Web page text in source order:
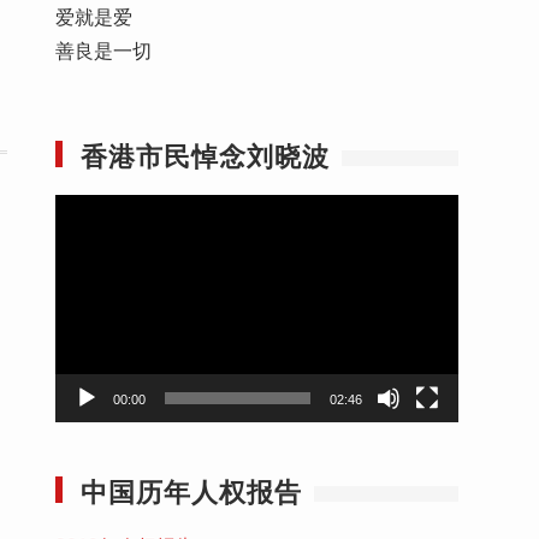
爱就是爱
善良是一切
香港市民悼念刘晓波
00:00 02:46
中国历年人权报告